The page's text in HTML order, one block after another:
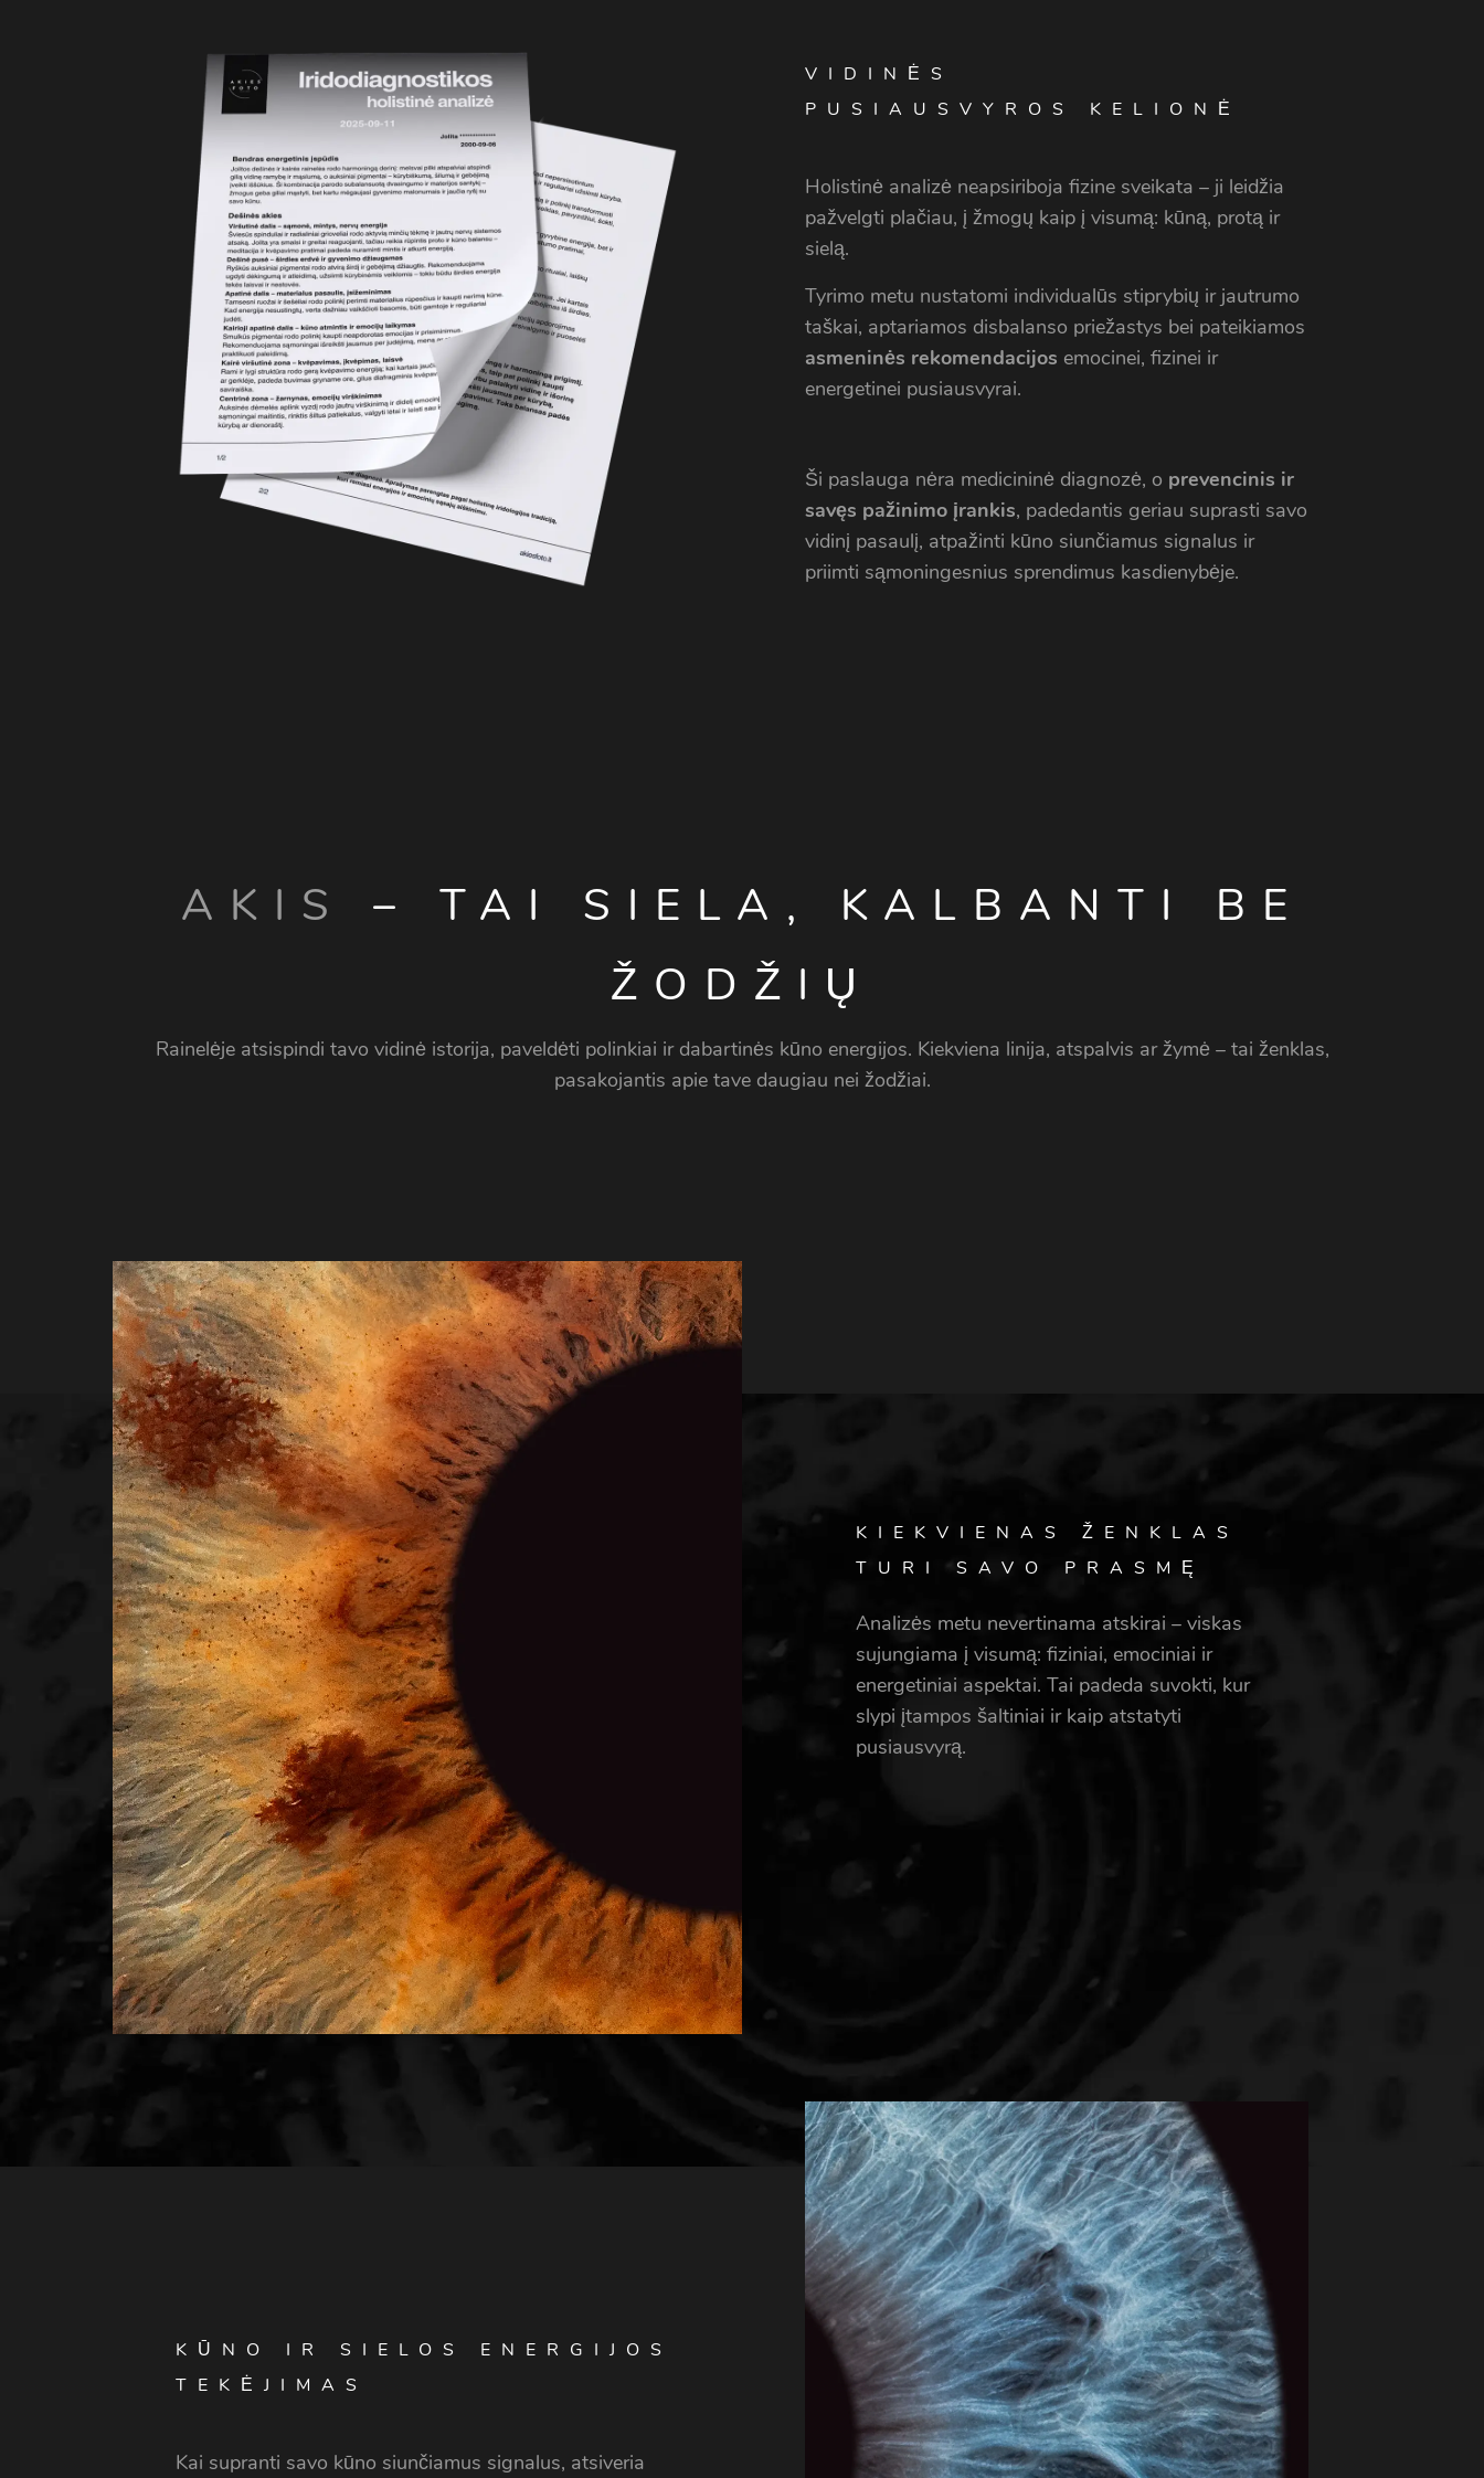
VIDINĖS
PUSIAUSVYROS KELIONĖ
Holistinė analizė neapsiriboja fizine sveikata – ji leidžia
pažvelgti plačiau, į žmogų kaip į visumą: kūną, protą ir
sielą.
Tyrimo metu nustatomi individualūs stiprybių ir jautrumo
taškai, aptariamos disbalanso priežastys bei pateikiamos
asmeninės rekomendacijos emocinei, fizinei ir
energetinei pusiausvyrai.
Ši paslauga nėra medicininė diagnozė, o prevencinis ir
savęs pažinimo įrankis, padedantis geriau suprasti savo
vidinį pasaulį, atpažinti kūno siunčiamus signalus ir
priimti sąmoningesnius sprendimus kasdienybėje.
AKIS – TAI SIELA, KALBANTI BE
ŽODŽIŲ
Rainelėje atsispindi tavo vidinė istorija, paveldėti polinkiai ir dabartinės kūno energijos. Kiekviena linija, atspalvis ar žymė – tai ženklas,
pasakojantis apie tave daugiau nei žodžiai.
KIEKVIENAS ŽENKLAS
TURI SAVO PRASMĘ
Analizės metu nevertinama atskirai – viskas
sujungiama į visumą: fiziniai, emociniai ir
energetiniai aspektai. Tai padeda suvokti, kur
slypi įtampos šaltiniai ir kaip atstatyti
pusiausvyrą.
KŪNO IR SIELOS ENERGIJOS
TEKĖJIMAS
Kai supranti savo kūno siunčiamus signalus, atsiveria